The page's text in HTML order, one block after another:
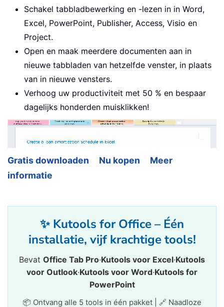
Schakel tabbladbewerking en -lezen in in Word,
Excel, PowerPoint, Publisher, Access, Visio en
Project.
Open en maak meerdere documenten aan in
nieuwe tabbladen van hetzelfde venster, in plaats
van in nieuwe vensters.
Verhoog uw productiviteit met 50 % en bespaar
dagelijks honderden muisklikken!
Gratis downloaden Nu kopen
Meer
informatie
✨ Kutools for Office – Één
installatie, vijf krachtige tools!
Bevat Office Tab Pro·Kutools voor Excel·Kutools
voor Outlook·Kutools voor Word·Kutools for
PowerPoint
📦 Ontvang alle 5 tools in één pakket | 🔗 Naadloze